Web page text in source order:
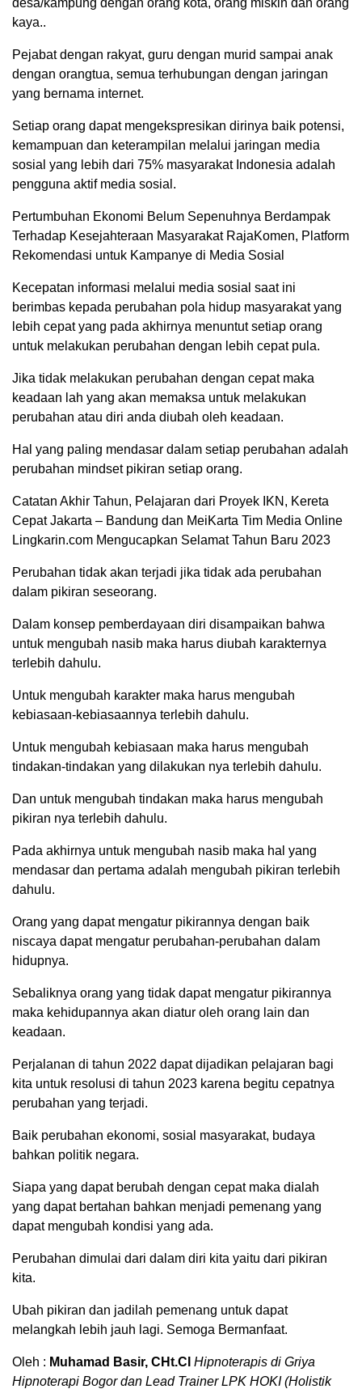
desa/kampung dengan orang kota, orang miskin dan orang
kaya..
Pejabat dengan rakyat, guru dengan murid sampai anak
dengan orangtua, semua terhubungan dengan jaringan
yang bernama internet.
Setiap orang dapat mengekspresikan dirinya baik potensi,
kemampuan dan keterampilan melalui jaringan media
sosial yang lebih dari 75% masyarakat Indonesia adalah
pengguna aktif media sosial.
Pertumbuhan Ekonomi Belum Sepenuhnya Berdampak
Terhadap Kesejahteraan Masyarakat RajaKomen, Platform
Rekomendasi untuk Kampanye di Media Sosial
Kecepatan informasi melalui media sosial saat ini
berimbas kepada perubahan pola hidup masyarakat yang
lebih cepat yang pada akhirnya menuntut setiap orang
untuk melakukan perubahan dengan lebih cepat pula.
Jika tidak melakukan perubahan dengan cepat maka
keadaan lah yang akan memaksa untuk melakukan
perubahan atau diri anda diubah oleh keadaan.
Hal yang paling mendasar dalam setiap perubahan adalah
perubahan mindset pikiran setiap orang.
Catatan Akhir Tahun, Pelajaran dari Proyek IKN, Kereta
Cepat Jakarta – Bandung dan MeiKarta Tim Media Online
Lingkarin.com Mengucapkan Selamat Tahun Baru 2023
Perubahan tidak akan terjadi jika tidak ada perubahan
dalam pikiran seseorang.
Dalam konsep pemberdayaan diri disampaikan bahwa
untuk mengubah nasib maka harus diubah karakternya
terlebih dahulu.
Untuk mengubah karakter maka harus mengubah
kebiasaan-kebiasaannya terlebih dahulu.
Untuk mengubah kebiasaan maka harus mengubah
tindakan-tindakan yang dilakukan nya terlebih dahulu.
Dan untuk mengubah tindakan maka harus mengubah
pikiran nya terlebih dahulu.
Pada akhirnya untuk mengubah nasib maka hal yang
mendasar dan pertama adalah mengubah pikiran terlebih
dahulu.
Orang yang dapat mengatur pikirannya dengan baik
niscaya dapat mengatur perubahan-perubahan dalam
hidupnya.
Sebaliknya orang yang tidak dapat mengatur pikirannya
maka kehidupannya akan diatur oleh orang lain dan
keadaan.
Perjalanan di tahun 2022 dapat dijadikan pelajaran bagi
kita untuk resolusi di tahun 2023 karena begitu cepatnya
perubahan yang terjadi.
Baik perubahan ekonomi, sosial masyarakat, budaya
bahkan politik negara.
Siapa yang dapat berubah dengan cepat maka dialah
yang dapat bertahan bahkan menjadi pemenang yang
dapat mengubah kondisi yang ada.
Perubahan dimulai dari dalam diri kita yaitu dari pikiran
kita.
Ubah pikiran dan jadilah pemenang untuk dapat
melangkah lebih jauh lagi. Semoga Bermanfaat.
Oleh : Muhamad Basir, CHt.CI Hipnoterapis di Griya
Hipnoterapi Bogor dan Lead Trainer LPK HOKI (Holistik